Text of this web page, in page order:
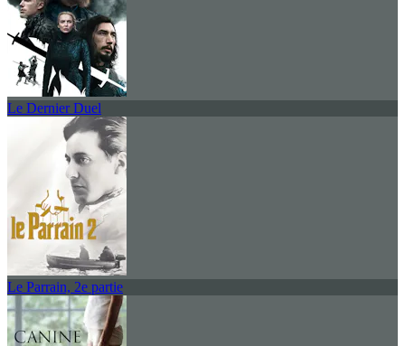
Le Dernier Duel
Le Parrain, 2e partie